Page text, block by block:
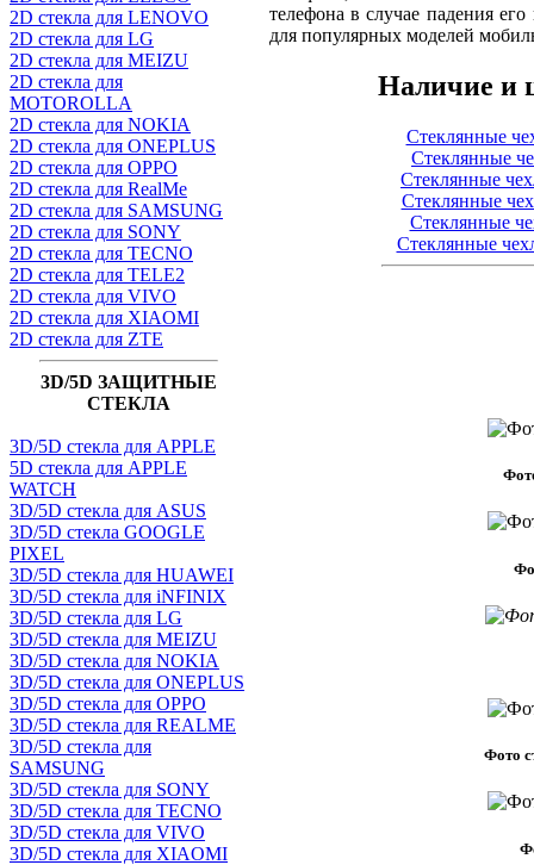
2D стекла для LENOVO
2D стекла для LG
2D стекла для MEIZU
2D стекла для
MOTOROLLA
2D стекла для NOKIA
2D стекла для ONEPLUS
2D стекла для OPPO
2D стекла для RealMe
2D стекла для SAMSUNG
2D стекла для SONY
2D стекла для TECNO
2D стекла для TELE2
2D стекла для VIVO
2D стекла для XIAOMI
2D стекла для ZTE
3D/5D ЗАЩИТНЫЕ
СТЕКЛА
3D/5D стекла для APPLE
5D стекла для APPLE
WATCH
3D/5D стекла для ASUS
3D/5D стекла GOOGLE
PIXEL
3D/5D стекла для HUAWEI
3D/5D стекла для iNFINIX
3D/5D стекла для LG
3D/5D стекла для MEIZU
3D/5D стекла для NOKIA
3D/5D стекла для ONEPLUS
3D/5D стекла для OPPO
3D/5D стекла для REALME
3D/5D стекла для
SAMSUNG
3D/5D стекла для SONY
3D/5D стекла для TECNO
3D/5D стекла для VIVO
3D/5D стекла для XIAOMI
телефона в случае падения
для популярных моделей
Наличие и
Стеклянные
Стеклянные
Стеклянные
Стеклянные
Стеклянные
Стеклянные
Фото